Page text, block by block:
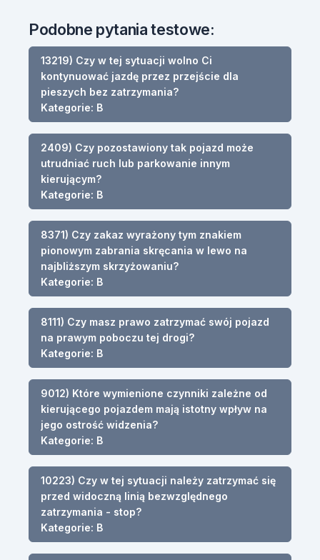
Podobne pytania testowe:
13219) Czy w tej sytuacji wolno Ci
kontynuować jazdę przez przejście dla
pieszych bez zatrzymania?
Kategorie: B
2409) Czy pozostawiony tak pojazd może
utrudniać ruch lub parkowanie innym
kierującym?
Kategorie: B
8371) Czy zakaz wyrażony tym znakiem
pionowym zabrania skręcania w lewo na
najbliższym skrzyżowaniu?
Kategorie: B
8111) Czy masz prawo zatrzymać swój pojazd
na prawym poboczu tej drogi?
Kategorie: B
9012) Które wymienione czynniki zależne od
kierującego pojazdem mają istotny wpływ na
jego ostrość widzenia?
Kategorie: B
10223) Czy w tej sytuacji należy zatrzymać się
przed widoczną linią bezwzględnego
zatrzymania - stop?
Kategorie: B